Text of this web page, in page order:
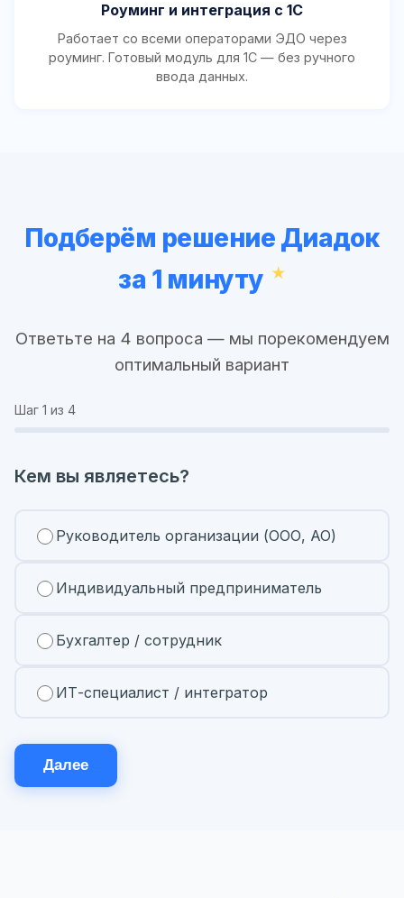
Роуминг и интеграция с 1С
Работает со всеми операторами ЭДО через
роуминг. Готовый модуль для 1С — без ручного
ввода данных.
Подберём решение Диадок
за 1 минуту
Ответьте на 4 вопроса — мы порекомендуем
оптимальный вариант
Шаг 1 из 4
Кем вы являетесь?
Руководитель организации (ООО, АО)
Индивидуальный предприниматель
Бухгалтер / сотрудник
ИТ-специалист / интегратор
Далее